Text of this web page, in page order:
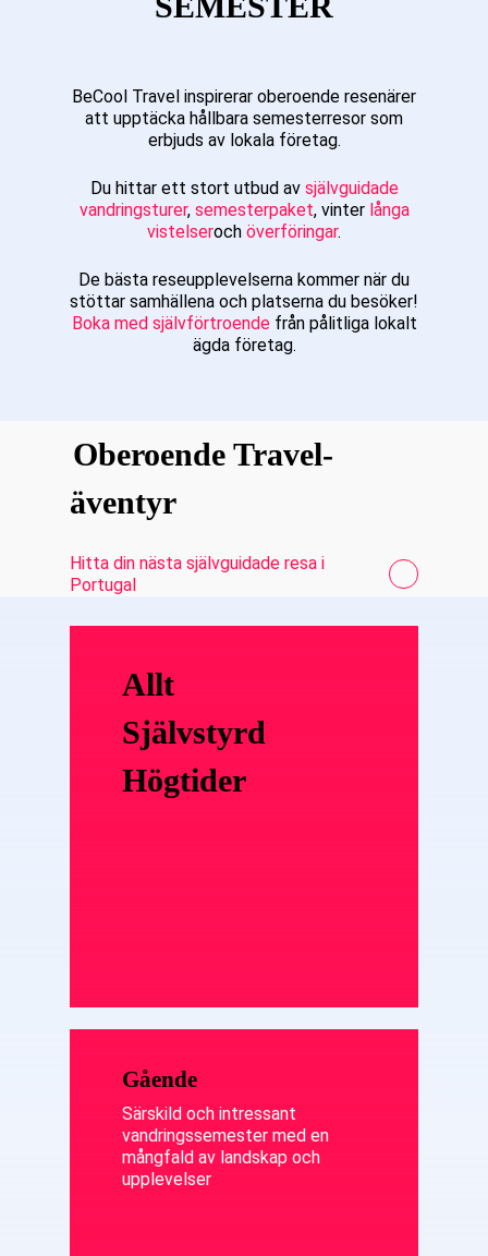
BeCool Travel inspirerar oberoende resenärer
att upptäcka hållbara semesterresor som
erbjuds av lokala företag.
Du hittar ett stort utbud av självguidade
vandringsturer, semesterpaket, vinter långa
vistelseroch överföringar.
De bästa reseupplevelserna kommer när du
stöttar samhällena och platserna du besöker!
Boka med självförtroendefrån pålitliga lokalt
ägda företag.
Oberoende Travel-
äventyr
Hitta din nästa självguidade resa i
Portugal
Allt
Självstyrd
Högtider
Gående
Särskild och intressant
vandringssemester med en
mångfald av landskap och
upplevelser